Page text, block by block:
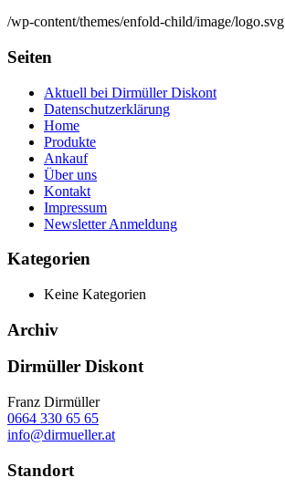
/wp-content/themes/enfold-child/image/logo.svg
Seiten
Aktuell bei Dirmüller Diskont
Datenschutzerklärung
Home
Produkte
Ankauf
Über uns
Kontakt
Impressum
Newsletter Anmeldung
Kategorien
Keine Kategorien
Archiv
Dirmüller Diskont
Franz Dirmüller
0664 330 65 65
info@dirmueller.at
Standort